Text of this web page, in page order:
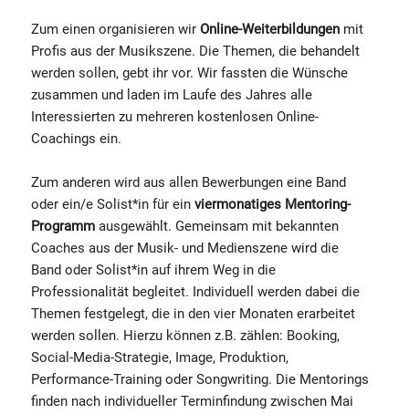
Zum einen organisieren wir Online-Weiterbildungen mit
Profis aus der Musikszene. Die Themen, die behandelt
werden sollen, gebt ihr vor. Wir fassten die Wünsche
zusammen und laden im Laufe des Jahres alle
Interessierten zu mehreren kostenlosen Online-
Coachings ein.
Zum anderen wird aus allen Bewerbungen eine Band
oder ein/e Solist*in für ein viermonatiges Mentoring-
Programm ausgewählt. Gemeinsam mit bekannten
Coaches aus der Musik- und Medienszene wird die
Band oder Solist*in auf ihrem Weg in die
Professionalität begleitet. Individuell werden dabei die
Themen festgelegt, die in den vier Monaten erarbeitet
werden sollen. Hierzu können z.B. zählen: Booking,
Social-Media-Strategie, Image, Produktion,
Performance-Training oder Songwriting. Die Mentorings
finden nach individueller Terminfindung zwischen Mai